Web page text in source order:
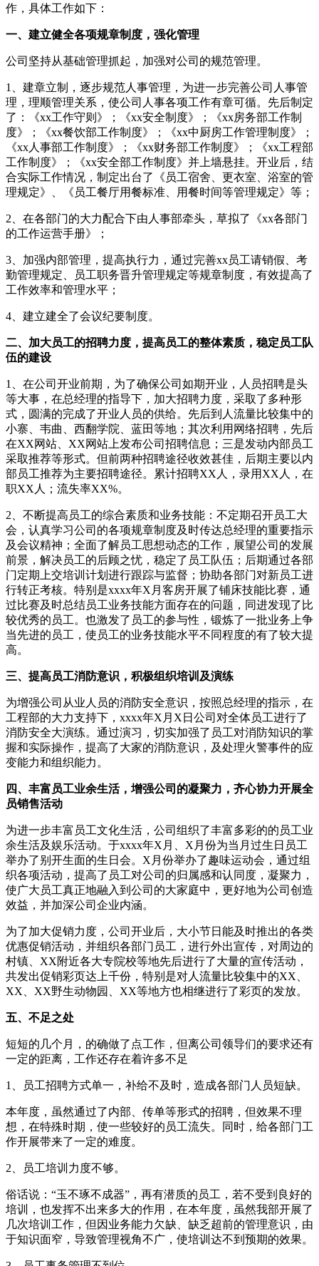
作，具体工作如下：
一、建立健全各项规章制度，强化管理
公司坚持从基础管理抓起，加强对公司的规范管理。
1、建章立制，逐步规范人事管理，为进一步完善公司人事管
理，理顺管理关系，使公司人事各项工作有章可循。先后制定
了：《xx工作守则》；《xx安全制度》；《xx房务部工作制
度》；《xx餐饮部工作制度》；《xx中厨房工作管理制度》；
《xx人事部工作制度》；《xx财务部工作制度》；《xx工程部
工作制度》；《xx安全部工作制度》并上墙悬挂。开业后，结
合实际工作情况，制定出台了《员工宿舍、更衣室、浴室的管
理规定》、《员工餐厅用餐标准、用餐时间等管理规定》等；
2、在各部门的大力配合下由人事部牵头，草拟了《xx各部门
的工作运营手册》；
3、加强内部管理，提高执行力，通过完善xx员工请销假、考
勤管理规定、员工职务晋升管理规定等规章制度，有效提高了
工作效率和管理水平；
4、建立建全了会议纪要制度。
二、加大员工的招聘力度，提高员工的整体素质，稳定员工队
伍的建设
1、在公司开业前期，为了确保公司如期开业，人员招聘是头
等大事，在总经理的指导下，加大招聘力度，采取了多种形
式，圆满的完成了开业人员的供给。先后到人流量比较集中的
小寨、韦曲、西翻学院、蓝田等地；其次利用网络招聘，先后
在XX网站、XX网站上发布公司招聘信息；三是发动内部员工
采取推荐等形式。但前两种招聘途径收效甚佳，后期主要以内
部员工推荐为主要招聘途径。累计招聘XX人，录用XX人，在
职XX人；流失率XX%。
2、不断提高员工的综合素质和业务技能：不定期召开员工大
会，认真学习公司的各项规章制度及时传达总经理的重要指示
及会议精神；全面了解员工思想动态的工作，展望公司的发展
前景，解决员工的后顾之忧，稳定了员工队伍；后期通过各部
门定期上交培训计划进行跟踪与监督；协助各部门对新员工进
行转正考核。特别是xxxx年X月客房开展了铺床技能比赛，通
过比赛及时总结员工业务技能方面存在的问题，同进发现了比
较优秀的员工。也激发了员工的参与性，锻炼了一批业务上争
当先进的员工，使员工的业务技能水平不同程度的有了较大提
高。
三、提高员工消防意识，积极组织培训及演练
为增强公司从业人员的消防安全意识，按照总经理的指示，在
工程部的大力支持下，xxxx年X月X日公司对全体员工进行了
消防安全大演练。通过演习，切实加强了员工对消防知识的掌
握和实际操作，提高了大家的消防意识，及处理火警事件的应
变能力和组织能力。
四、丰富员工业余生活，增强公司的凝聚力，齐心协力开展全
员销售活动
为进一步丰富员工文化生活，公司组织了丰富多彩的的员工业
余生活及娱乐活动。于xxxx年X月、X月份为当月过生日员工
举办了别开生面的生日会。X月份举办了趣味运动会，通过组
织各项活动，提高了员工对公司的归属感和认同度，凝聚力，
使广大员工真正地融入到公司的大家庭中，更好地为公司创造
效益，并加深公司企业内涵。
为了加大促销力度，公司开业后，大小节日能及时推出的各类
优惠促销活动，并组织各部门员工，进行外出宣传，对周边的
村镇、XX附近各大专院校等地先后进行了大量的宣传活动，
共发出促销彩页达上千份，特别是对人流量比较集中的XX、
XX、XX野生动物园、XX等地方也相继进行了彩页的发放。
五、不足之处
短短的几个月，的确做了点工作，但离公司领导们的要求还有
一定的距离，工作还存在着许多不足
1、员工招聘方式单一，补给不及时，造成各部门人员短缺。
本年度，虽然通过了内部、传单等形式的招聘，但效果不理
想，在特殊时期，使一些较好的员工流失。同时，给各部门工
作开展带来了一定的难度。
2、员工培训力度不够。
俗话说：“玉不琢不成器”，再有潜质的员工，若不受到良好的
培训，也发挥不出来多大的作用，在本年度，虽然我部开展了
几次培训工作，但因业务能力欠缺、缺乏超前的管理意识，由
于知识面窄，导致管理视角不广，使培训达不到预期的效果。